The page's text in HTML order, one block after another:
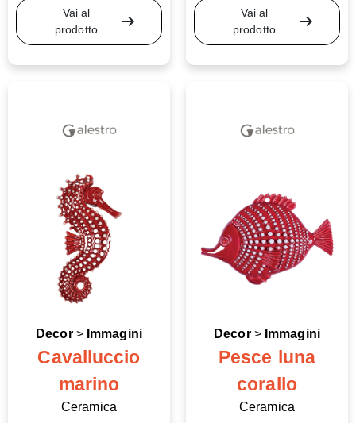
Vai al
prodotto
arrow_right_alt
Vai al
prodotto
arrow_right_alt
Decor> Immagini
Cavalluccio
marino
Ceramica
Decor> Immagini
Pesce luna
corallo
Ceramica